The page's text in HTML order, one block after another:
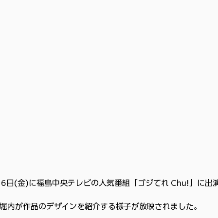
日(金)に福島中央テレビの人気番組「ゴジてれ Chu!」に出
内が作品のデザインを紹介する様子が放映されました。